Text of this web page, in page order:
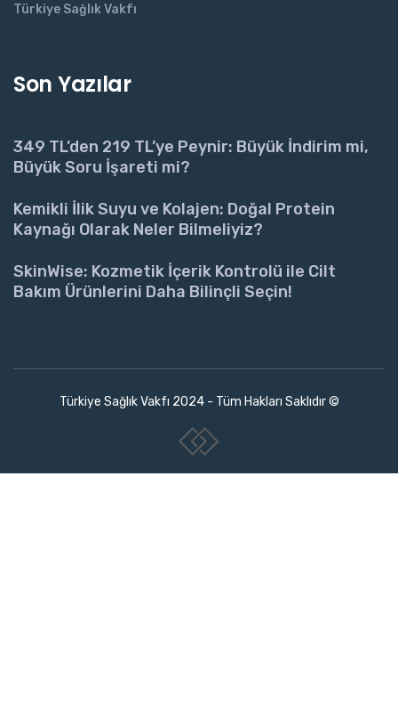
Türkiye Sağlık Vakfı
Son Yazılar
349 TL’den 219 TL’ye Peynir: Büyük İndirim mi,
Büyük Soru İşareti mi?
Kemikli İlik Suyu ve Kolajen: Doğal Protein
Kaynağı Olarak Neler Bilmeliyiz?
SkinWise: Kozmetik İçerik Kontrolü ile Cilt
Bakım Ürünlerini Daha Bilinçli Seçin!
Türkiye Sağlık Vakfı 2024 - Tüm Hakları Saklıdır ©
www.collectivepeople.com.tr